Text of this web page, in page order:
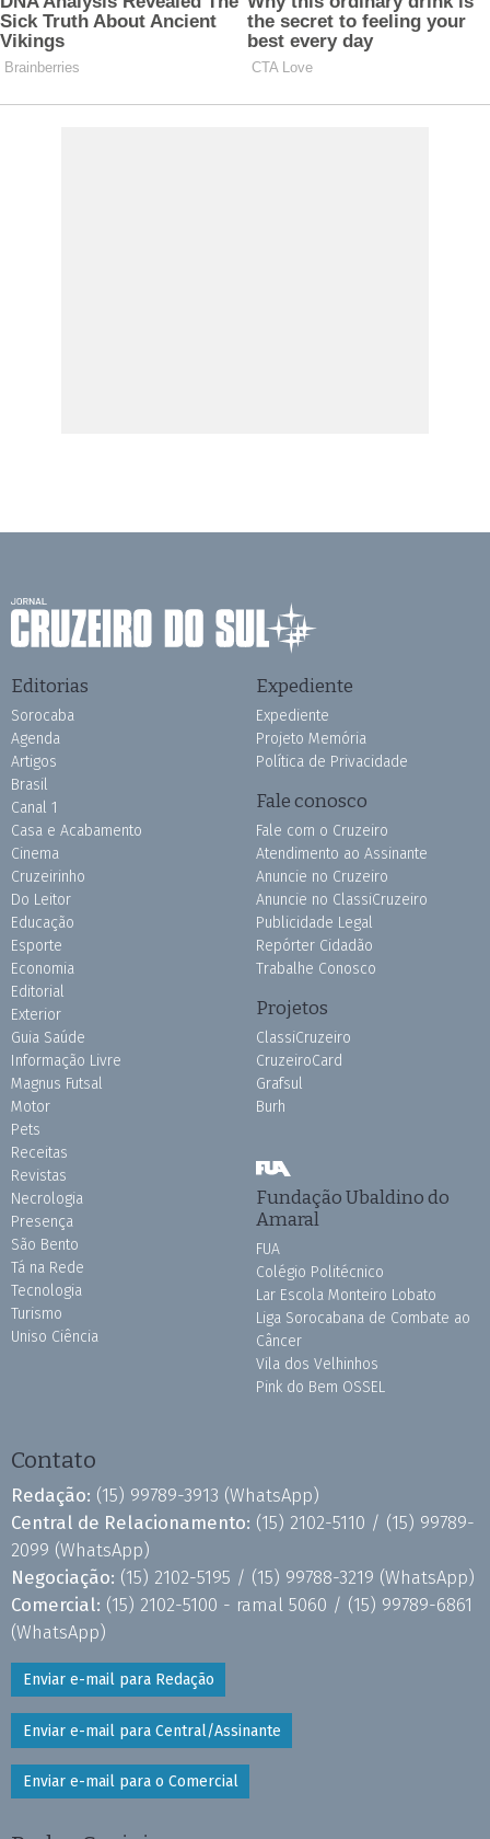
Editorias
Sorocaba
Agenda
Artigos
Brasil
Canal 1
Casa e Acabamento
Cinema
Cruzeirinho
Do Leitor
Educação
Esporte
Economia
Editorial
Exterior
Guia Saúde
Informação Livre
Magnus Futsal
Motor
Pets
Receitas
Revistas
Necrologia
Presença
São Bento
Tá na Rede
Tecnologia
Turismo
Uniso Ciência
Expediente
Expediente
Projeto Memória
Política de Privacidade
Fale conosco
Fale com o Cruzeiro
Atendimento ao Assinante
Anuncie no Cruzeiro
Anuncie no ClassiCruzeiro
Publicidade Legal
Repórter Cidadão
Trabalhe Conosco
Projetos
ClassiCruzeiro
CruzeiroCard
Grafsul
Burh
Fundação Ubaldino do
Amaral
FUA
Colégio Politécnico
Lar Escola Monteiro Lobato
Liga Sorocabana de Combate ao
Câncer
Vila dos Velhinhos
Pink do Bem OSSEL
Contato
Redação: (15) 99789-3913 (WhatsApp)
Central de Relacionamento: (15) 2102-5110 / (15) 99789-
2099 (WhatsApp)
Negociação: (15) 2102-5195 / (15) 99788-3219 (WhatsApp)
Comercial: (15) 2102-5100 - ramal 5060 / (15) 99789-6861
(WhatsApp)
Enviar e-mail para Redação
Enviar e-mail para Central/Assinante
Enviar e-mail para o Comercial